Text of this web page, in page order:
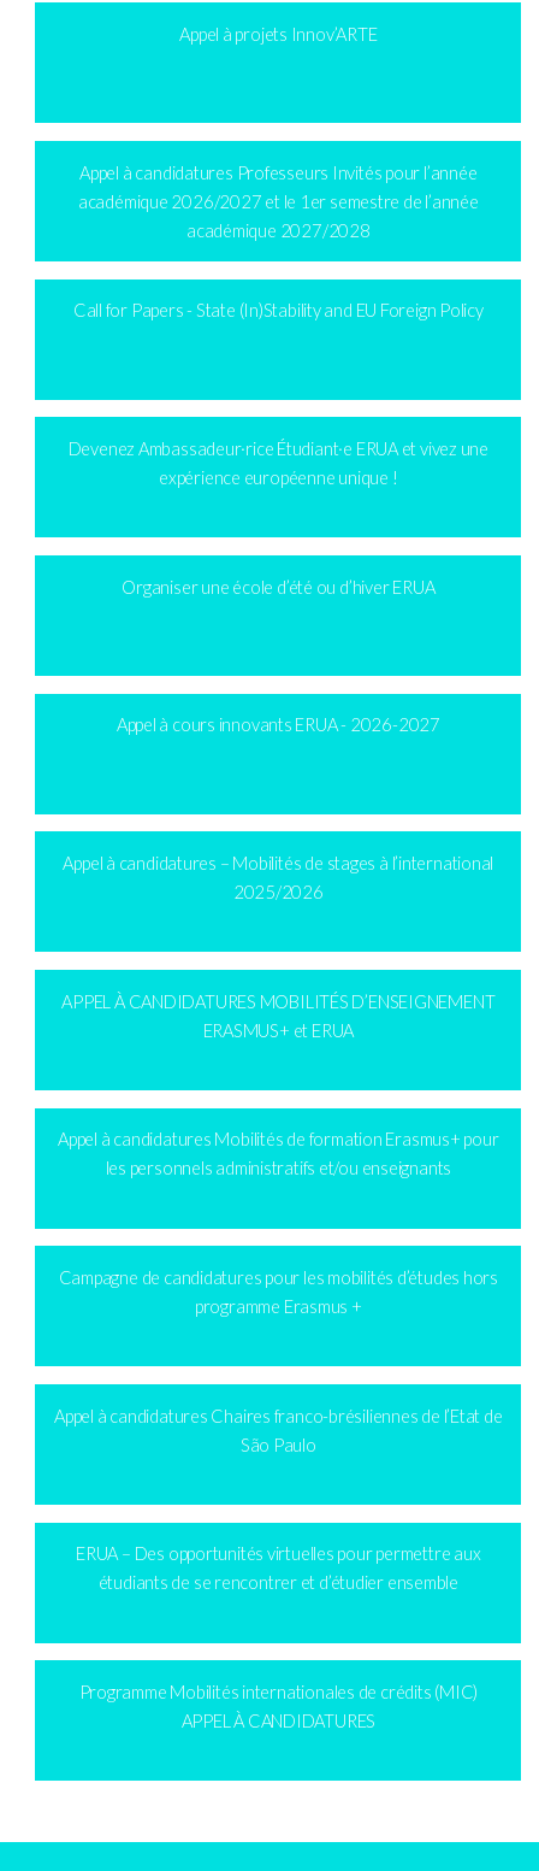
Appel à projets Innov’ARTE
Appel à candidatures Professeurs Invités pour l’année
académique 2026/2027 et le 1er semestre de l’année
académique 2027/2028
Call for Papers - State (In)Stability and EU Foreign Policy
Devenez Ambassadeur·rice Étudiant·e ERUA et vivez une
expérience européenne unique !
Organiser une école d’été ou d’hiver ERUA
Appel à cours innovants ERUA - 2026-2027
Appel à candidatures – Mobilités de stages à l’international
2025/2026
APPEL À CANDIDATURES MOBILITÉS D’ENSEIGNEMENT
ERASMUS+ et ERUA
Appel à candidatures Mobilités de formation Erasmus+ pour
les personnels administratifs et/ou enseignants
Campagne de candidatures pour les mobilités d’études hors
programme Erasmus +
Appel à candidatures Chaires franco-brésiliennes de l’Etat de
São Paulo
ERUA – Des opportunités virtuelles pour permettre aux
étudiants de se rencontrer et d’étudier ensemble
Programme Mobilités internationales de crédits (MIC)
APPEL À CANDIDATURES